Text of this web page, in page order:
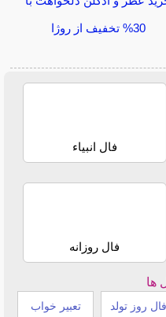
30% تخفیف از روژا
فال انبیاء
فال روزانه
ها
فال روز تولد تعبیر خواب